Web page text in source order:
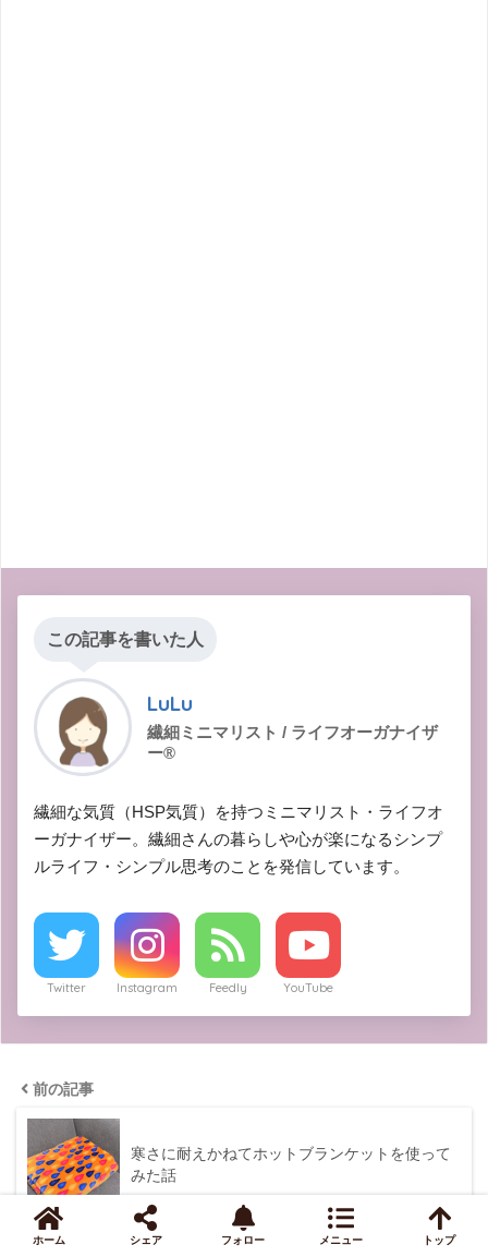
この記事を書いた人
LuLu
繊細ミニマリスト / ライフオーガナイザ
ー®︎
繊細な気質（HSP気質）を持つミニマリスト・ライフオ
ーガナイザー。繊細さんの暮らしや心が楽になるシンプ
ルライフ・シンプル思考のことを発信しています。
Twitter Instagram Feedly YouTube
前の記事
寒さに耐えかねてホットブランケットを使って
みた話
ホーム シェア フォロー メニュー トップ